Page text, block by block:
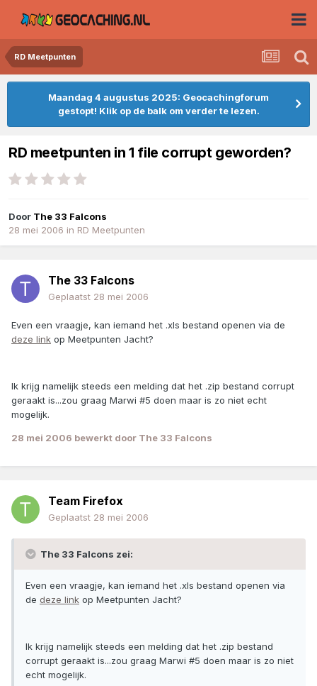
RD Meetpunten
Maandag 4 augustus 2025: Geocachingforum
gestopt! Klik op de balk om verder te lezen.
RD meetpunten in 1 file corrupt geworden?
Door The 33 Falcons
28 mei 2006 in RD Meetpunten
The 33 Falcons
Geplaatst 28 mei 2006
Even een vraagje, kan iemand het .xls bestand openen via de
deze link op Meetpunten Jacht?
Ik krijg namelijk steeds een melding dat het .zip bestand corrupt
geraakt is...zou graag Marwi #5 doen maar is zo niet echt
mogelijk.
28 mei 2006 bewerkt door The 33 Falcons
Team Firefox
Geplaatst 28 mei 2006
The 33 Falcons zei:
Even een vraagje, kan iemand het .xls bestand openen via
de deze link op Meetpunten Jacht?
Ik krijg namelijk steeds een melding dat het .zip bestand
corrupt geraakt is...zou graag Marwi #5 doen maar is zo niet
echt mogelijk.